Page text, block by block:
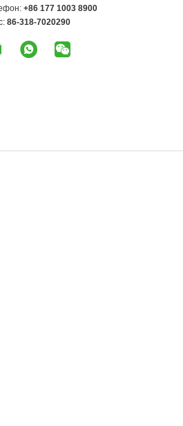
+86 177 1003 8900
86-318-7020290